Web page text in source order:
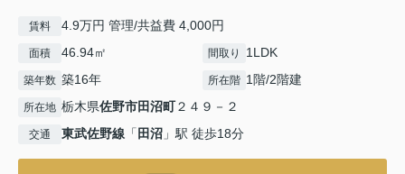
賃料 4.9万円 管理/共益費 4,000円
面積 46.94㎡ 間取り 1LDK
築年数 築16年 所在階 1階/2階建
所在地 栃木県佐野市田沼町２４９－２
交通 東武佐野線 「 田沼 」駅 徒歩18分